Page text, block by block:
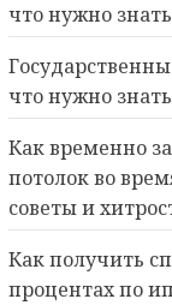
что нужно
что нужно
Как временно
потолок во
советы и
Как получить
процентах по